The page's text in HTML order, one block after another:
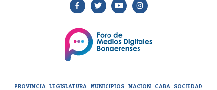
PROVINCIA LEGISLATURA MUNICIPIOS NACION CABA
SOCIEDAD